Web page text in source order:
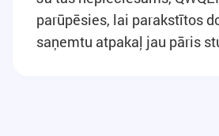
parūpēsies, lai parakstītos
saņemtu atpakaļ jau pāris